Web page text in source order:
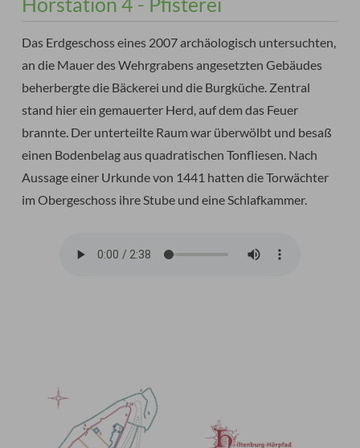
Das Erdgeschoss eines 2007 archäologisch untersuchten,
an die Mauer des Wehrgrabens angesetzten Gebäudes
beherbergte die Bäckerei und die Burgküche. Zentral
stand hier ein gemauerter Herd, auf dem das Feuer
brannte. Der unterteilte Raum war überwölbt und besaß
einen Bodenbelag aus quadratischen Tonfliesen. Nach
Aussage einer Urkunde von 1441 hatten die Torwächter
im Obergeschoss ihre Stube und eine Schlafkammer.